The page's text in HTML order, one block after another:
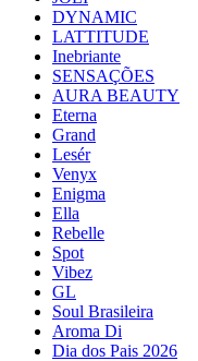
DYNAMIC
LATTITUDE
Inebriante
SENSAÇÕES
AURA BEAUTY
Eterna
Grand
Lesér
Venyx
Enigma
Ella
Rebelle
Spot
Vibez
GL
Soul Brasileira
Aroma Di
Dia dos Pais 2026